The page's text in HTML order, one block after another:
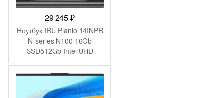
29 245₽
Ноутбук IRU Planio 14INPR
N-series N100 16Gb
SSD512Gb Intel UHD
Graphics 14″ IPS FHD
(1920×1080) Windows 11
Pro grey WiFi BT Cam
5000mAh (2078485)